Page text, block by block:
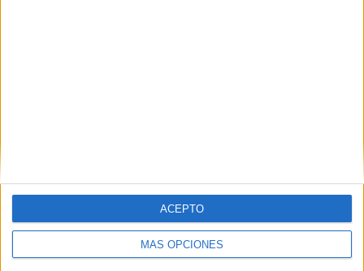
MÁS OPCIONES
ACEPTO
de
email
Suscribir